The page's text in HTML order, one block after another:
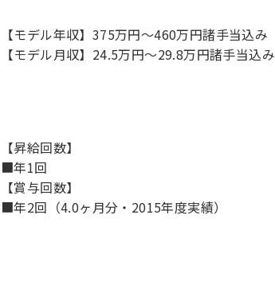
【モデル年収】375万円〜460万円諸手当込み
【モデル月収】24.5万円〜29.8万円諸手当込み
【昇給回数】
■年1回
【賞与回数】
■年2回（4.0ヶ月分・2015年度実績）